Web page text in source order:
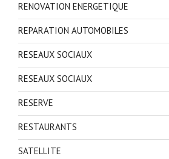
RENOVATION ENERGETIQUE
REPARATION AUTOMOBILES
RESEAUX SOCIAUX
RESEAUX SOCIAUX
RESERVE
RESTAURANTS
SATELLITE